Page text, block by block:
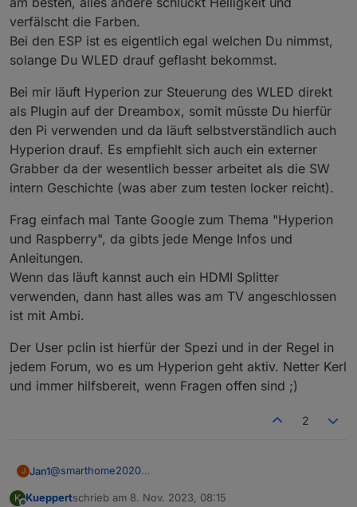
verfälscht die Farben.
Bei den ESP ist es eigentlich egal welchen Du nimmst,
solange Du WLED drauf geflasht bekommst.
Bei mir läuft Hyperion zur Steuerung des WLED direkt
als Plugin auf der Dreambox, somit müsste Du hierfür
den Pi verwenden und da läuft selbstverständlich auch
Hyperion drauf. Es empfiehlt sich auch ein externer
Grabber da der wesentlich besser arbeitet als die SW
intern Geschichte (was aber zum testen locker reicht).
Frag einfach mal Tante Google zum Thema "Hyperion
und Raspberry", da gibts jede Menge Infos und
Anleitungen.
Wenn das läuft kannst auch ein HDMI Splitter
verwenden, dann hast alles was am TV angeschlossen
ist mit Ambi.
Der User pclin ist hierfür der Spezi und in der Regel in
jedem Forum, wo es um Hyperion geht aktiv. Netter Kerl
und immer hilfsbereit, wenn Fragen offen sind ;)
2
J Jan1@smarthome2020
RGBW neutral, sonst hast ein schönen Blaustich ohne
Bei mir läuft Hyperion zur Steuerung des WLED direkt als
K Kueppertschrieb am 8. Nov. 2023, 08:15